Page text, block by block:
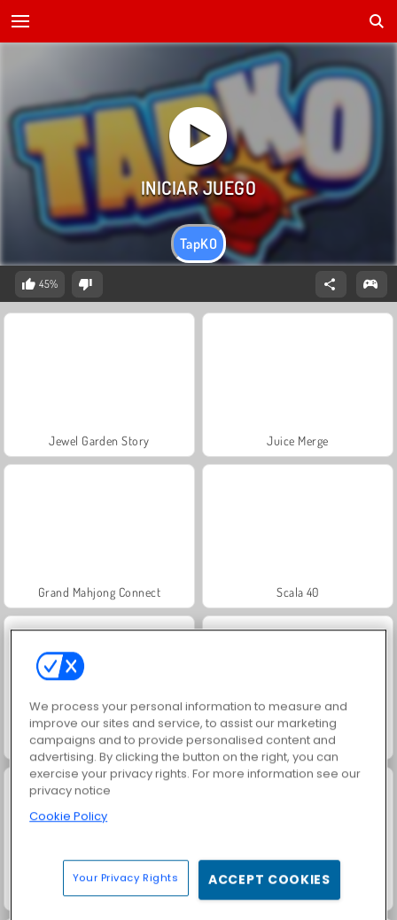
TapKO
45%
Jewel Garden Story Juice Merge
Grand Mahjong Connect Scala 40
Fashion Princess - Dress Up for Girls Masha and the Bear: Meadows
Farm Merge Valley
We process your personal information to measure and
improve our sites and service, to assist our marketing
campaigns and to provide personalised content and
advertising. By clicking the button on the right, you can
exercise your privacy rights. For more information see our
privacy notice
Cookie Policy
Your Privacy Rights ACCEPT COOKIES